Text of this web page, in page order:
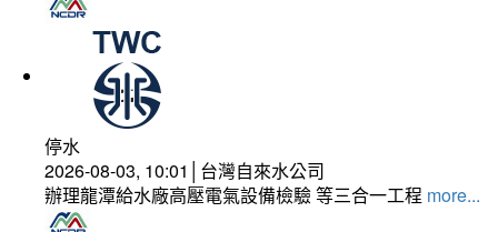
停水
2026-08-03, 10:01│台灣自來水公司
辦理龍潭給水廠高壓電氣設備檢驗 等三合一工程 more...